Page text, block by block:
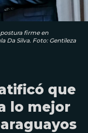
firme en
Da Silva. Foto: Gentileza
que
lo mejor